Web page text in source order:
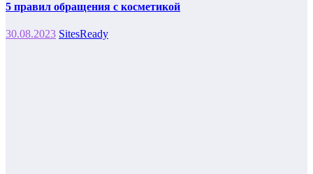
5 правил обращения с косметикой
30.08.2023 SitesReady